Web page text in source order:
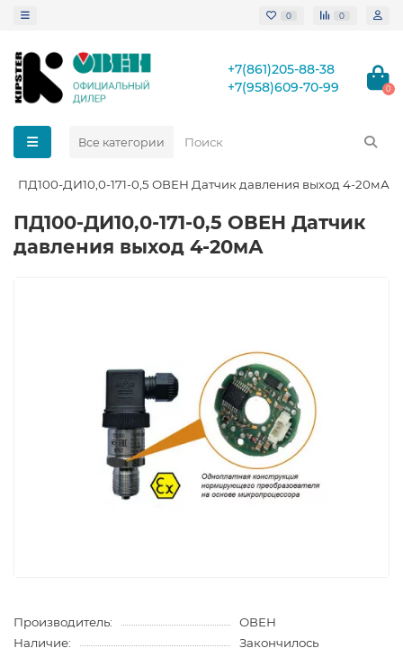
0 0
+7(861)205-88-38
+7(958)609-70-99
0
Все категории
ПД100-ДИ10,0-171-0,5 ОВЕН Датчик давления выход 4-20мА
ПД100-ДИ10,0-171-0,5 ОВЕН Датчик
давления выход 4-20мА
Производитель:
ОВЕН
Наличие:
Закончилось